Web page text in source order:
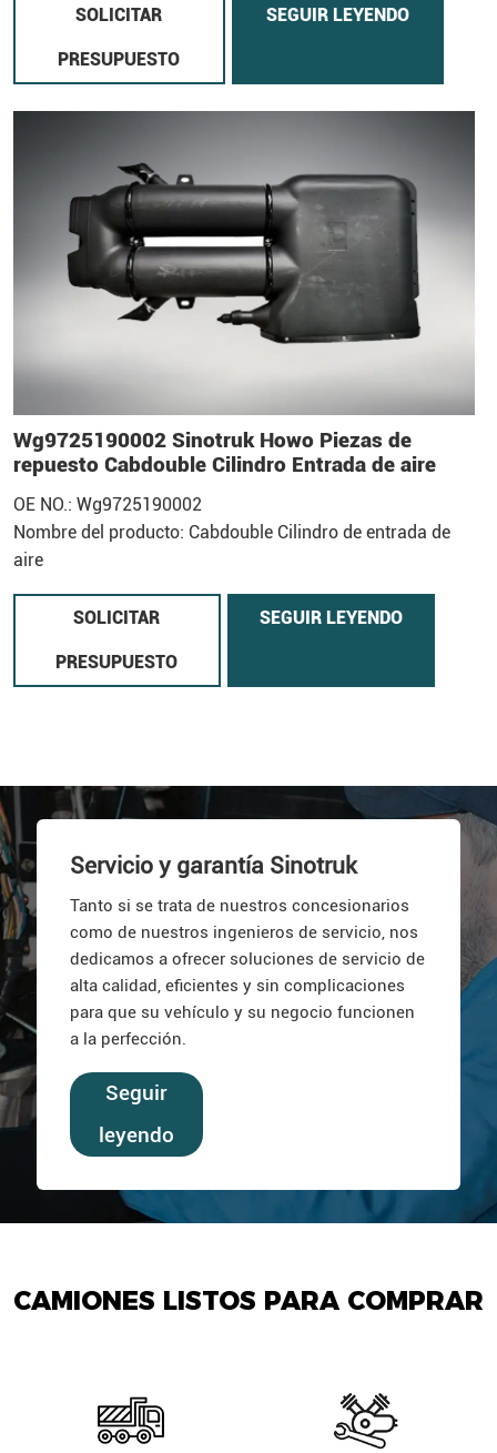
SOLICITAR
PRESUPUESTO
SEGUIR LEYENDO
Wg9725190002 Sinotruk Howo Piezas de
repuesto Cabdouble Cilindro Entrada de aire
OE NO.: Wg9725190002
Nombre del producto: Cabdouble Cilindro de entrada de
aire
SOLICITAR
PRESUPUESTO
SEGUIR LEYENDO
Servicio y garantía Sinotruk
Tanto si se trata de nuestros concesionarios
como de nuestros ingenieros de servicio, nos
dedicamos a ofrecer soluciones de servicio de
alta calidad, eficientes y sin complicaciones
para que su vehículo y su negocio funcionen
a la perfección.
Seguir
leyendo
CAMIONES LISTOS PARA COMPRAR